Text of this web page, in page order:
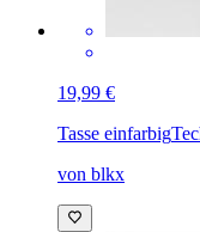
19,99 €
Tasse einfarbig
von blkx